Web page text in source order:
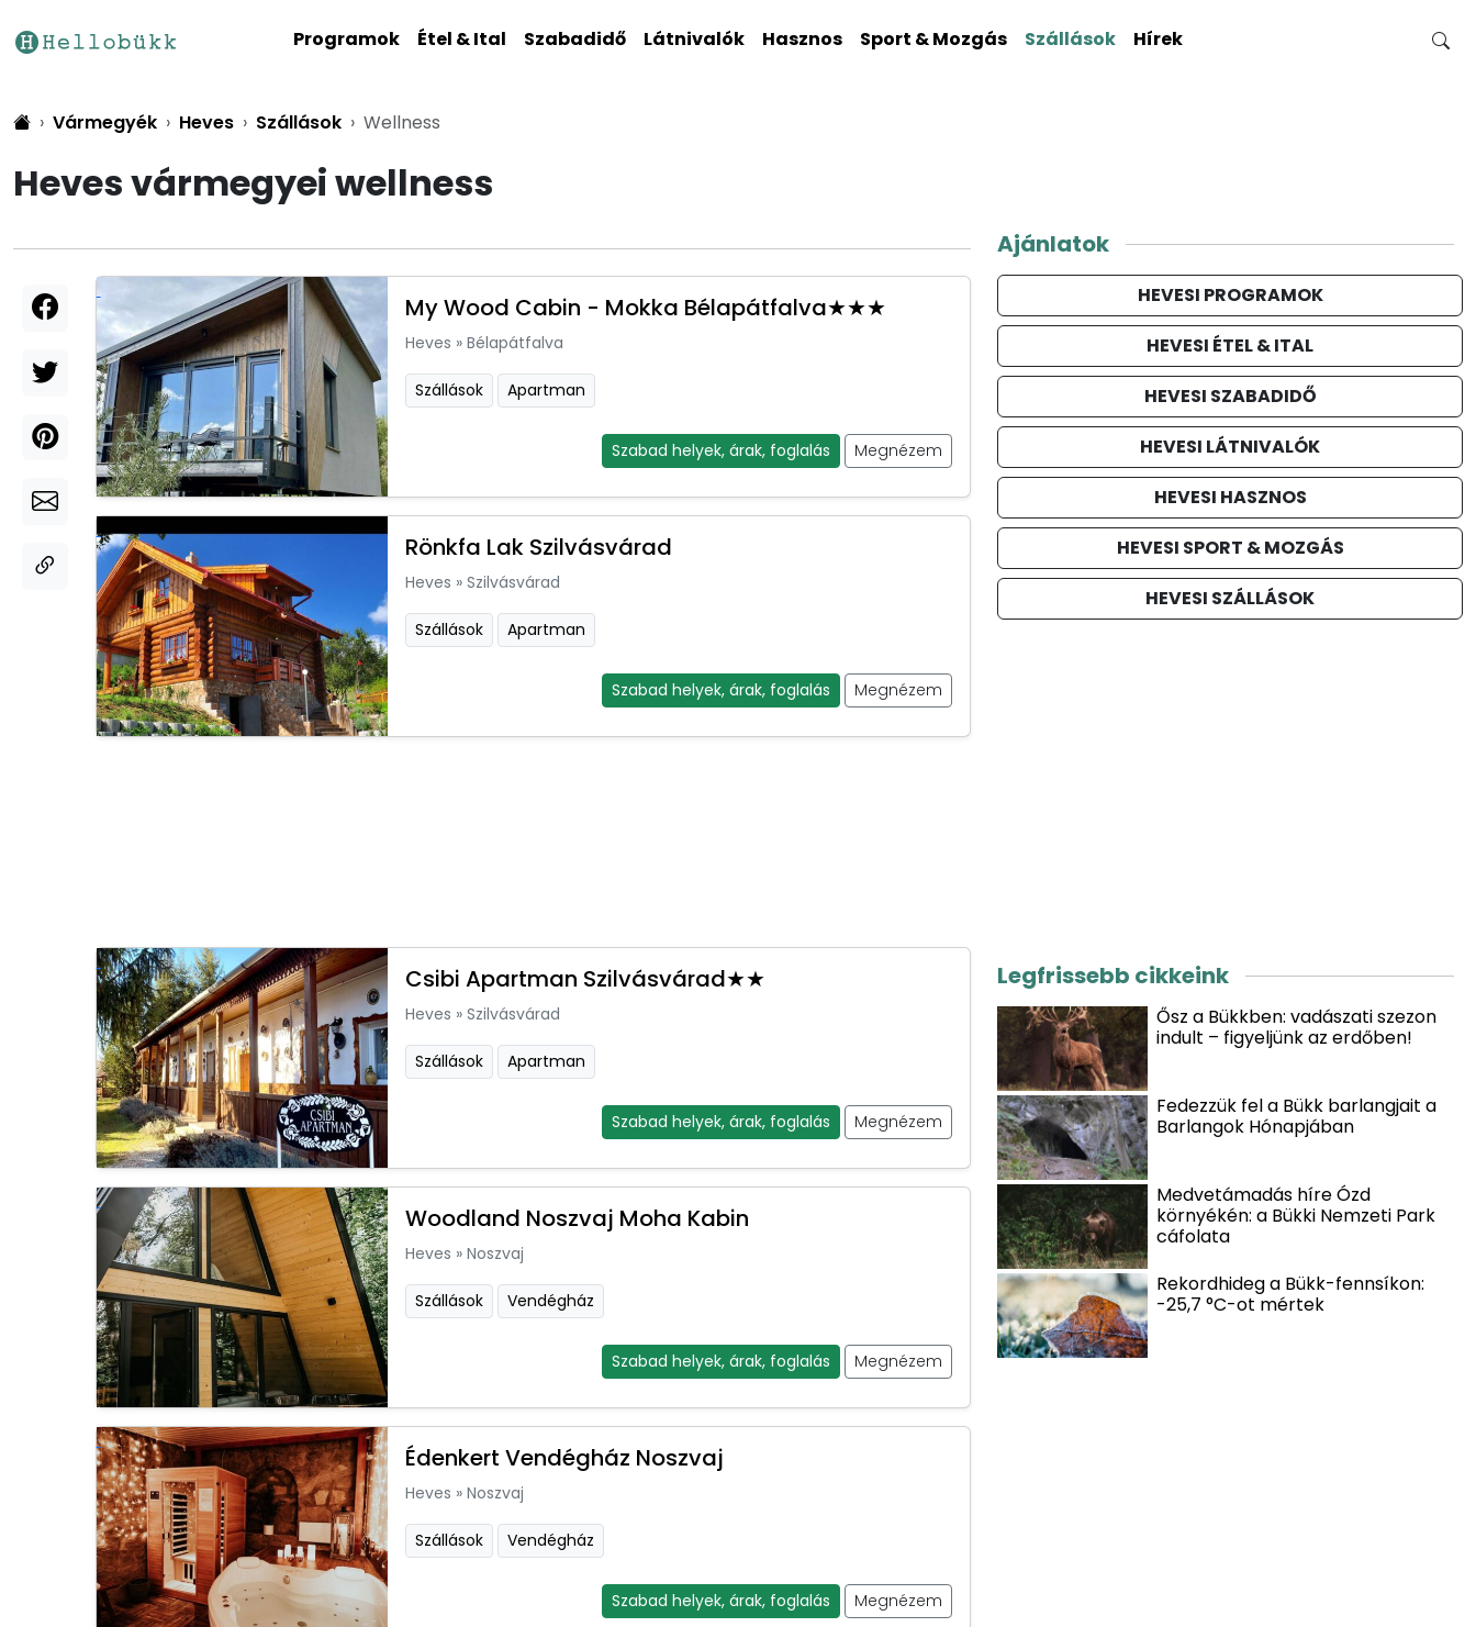
Programok Étel & Ital Szabadidő Látnivalók Hasznos Sport & Mozgás Szállások Hírek
Vármegyék Heves Szállások Wellness
Heves vármegyei wellness
My Wood Cabin - Mokka Bélapátfalva★★★
Heves » Bélapátfalva
Szállások Apartman
Szabad helyek, árak, foglalás Megnézem
Rönkfa Lak Szilvásvárad
Heves » Szilvásvárad
Szállások Apartman
Szabad helyek, árak, foglalás Megnézem
Csibi Apartman Szilvásvárad★★
Heves » Szilvásvárad
Szállások Apartman
Szabad helyek, árak, foglalás Megnézem
Woodland Noszvaj Moha Kabin
Heves » Noszvaj
Szállások Vendégház
Szabad helyek, árak, foglalás Megnézem
Édenkert Vendégház Noszvaj
Heves » Noszvaj
Szállások Vendégház
Szabad helyek, árak, foglalás Megnézem
Ajánlatok
HEVESI PROGRAMOK
HEVESI ÉTEL & ITAL
HEVESI SZABADIDŐ
HEVESI LÁTNIVALÓK
HEVESI HASZNOS
HEVESI SPORT & MOZGÁS
HEVESI SZÁLLÁSOK
Legfrissebb cikkeink
Ősz a Bükkben: vadászati szezon
indult – figyeljünk az erdőben!
Fedezzük fel a Bükk barlangjait a
Barlangok Hónapjában
Medvetámadás híre Ózd
környékén: a Bükki Nemzeti Park
cáfolata
Rekordhideg a Bükk-fennsíkon:
-25,7 °C-ot mértek